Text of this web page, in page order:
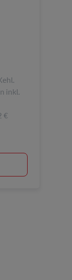
inkl.
€